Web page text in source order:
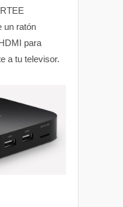
un ratón
para
a tu televisor.